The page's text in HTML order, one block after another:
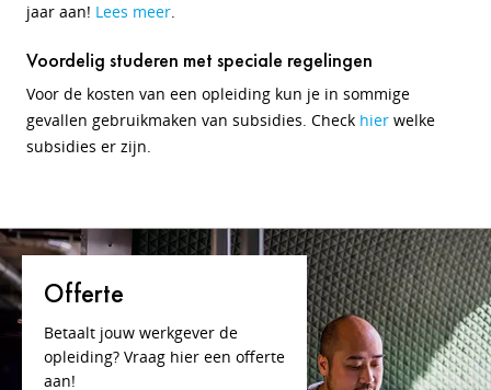
jaar aan! Lees meer.
Voordelig studeren met speciale regelingen
Voor de kosten van een opleiding kun je in sommige
gevallen gebruikmaken van subsidies. Check hier welke
subsidies er zijn.
Offerte
Betaalt jouw werkgever de
opleiding? Vraag hier een offerte
aan!